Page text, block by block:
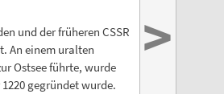
und der früheren CSSR
An einem uralten
Ostsee führte, wurde
gegründet wurde.
>